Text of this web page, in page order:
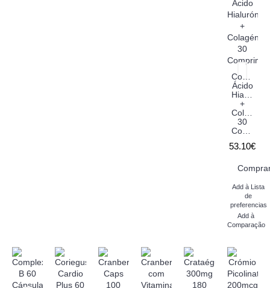
Complexo
Ácido
+
Colagénio
30
Comprimidos
53.10€
Add à Lista
de
preferencias
Add à
Comparação